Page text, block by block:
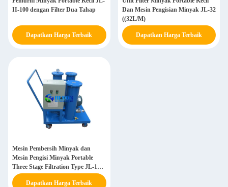
II-100 dengan Filter Dua Tahap
Dapatkan Harga Terbaik
Dan Mesin Pengisian Minyak JL-32
((32L/M)
Dapatkan Harga Terbaik
Mesin Pembersih Minyak dan
Mesin Pengisi Minyak Portable
Three Stage Filtration Type JL-100
((6000LPH)
Dapatkan Harga Terbaik